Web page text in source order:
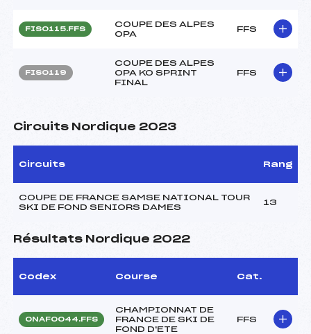
FIS0115.FFS
COUPE DES ALPES
OPA
FFS
FIS0119
COUPE DES ALPES
OPA KO SPRINT
FINAL
FFS
Circuits Nordique 2023
Circuits Rang
COUPE DE FRANCE SAMSE NATIONAL TOUR
SKI DE FOND SENIORS DAMES
13
Résultats Nordique 2022
Codex Course Cat.
ONAF0044.FFS
CHAMPIONNAT DE
FRANCE DE SKI DE
FOND D'ETE
FFS